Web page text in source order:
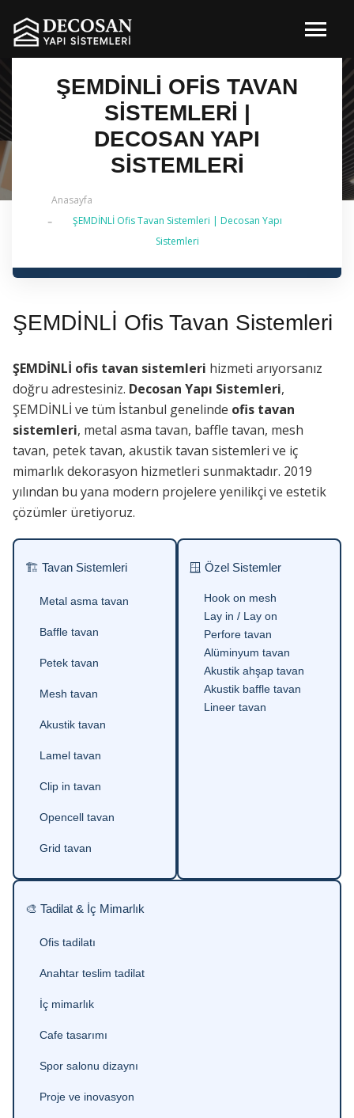
ŞEMDİNLİ OFIS TAVAN
SISTEMLERI |
DECOSAN YAPI
SISTEMLERI
Anasayfa
ŞEMDİNLİ Ofis Tavan Sistemleri | Decosan Yapı
Sistemleri
✔ 2026 Güncel — İstanbul Genelinde Metal Asma
ŞEMDİNLİ Ofis Tavan Sistemleri
ŞEMDİNLİ ofis tavan sistemleri hizmeti arıyorsanız
doğru adrestesiniz. Decosan Yapı Sistemleri,
ŞEMDİNLİ ve tüm İstanbul genelinde ofis tavan
sistemleri, metal asma tavan, baffle tavan, mesh
tavan, petek tavan, akustik tavan sistemleri ve iç
mimarlık dekorasyon hizmetleri sunmaktadır. 2019
yılından bu yana modern projelere yenilikçi ve estetik
çözümler üretiyoruz.
🏗 Tavan Sistemleri
Metal asma tavan
Baffle tavan
Petek tavan
Mesh tavan
Akustik tavan
Lamel tavan
Clip in tavan
Opencell tavan
Grid tavan
🪟 Özel Sistemler
Hook on mesh
Lay in / Lay on
Perfore tavan
Alüminyum tavan
Akustik ahşap tavan
Akustik baffle tavan
Lineer tavan
🎨 Tadilat & İç Mimarlık
Ofis tadilatı
Anahtar teslim tadilat
İç mimarlık
Cafe tasarımı
Spor salonu dizaynı
Proje ve inovasyon